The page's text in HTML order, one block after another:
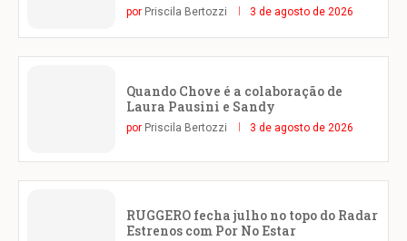
por Priscila Bertozzi 3 de agosto de 2026
Quando Chove é a colaboração de
Laura Pausini e Sandy
por Priscila Bertozzi 3 de agosto de 2026
RUGGERO fecha julho no topo do Radar
Estrenos com Por No Estar